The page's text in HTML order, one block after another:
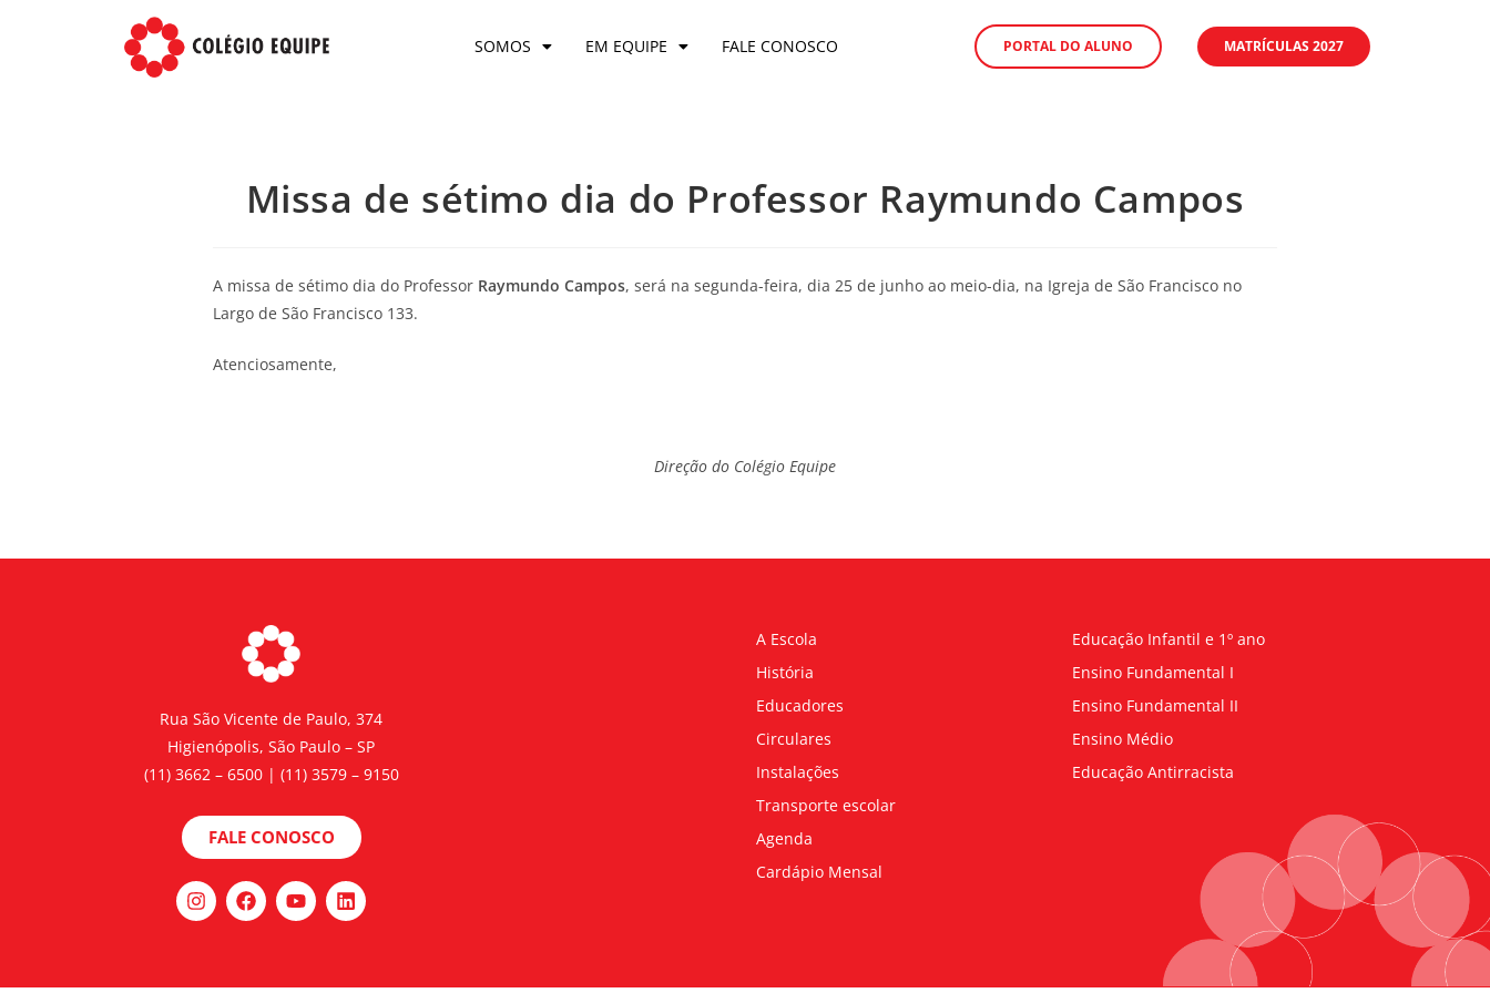
SOMOS EM EQUIPE FALE CONOSCO PORTAL DO ALUNO MATRÍCULAS 2027
Missa de sétimo dia do Professor Raymundo Campos
A missa de sétimo dia do Professor Raymundo Campos, será na segunda-feira, dia 25 de junho ao meio-dia, na Igreja de São Francisco no
Largo de São Francisco 133.
Atenciosamente,
Direção do Colégio Equipe
Rua São Vicente de Paulo, 374
Higienópolis, São Paulo – SP
(11) 3662 – 6500 | (11) 3579 – 9150
FALE CONOSCO
A Escola
História
Educadores
Circulares
Instalações
Transporte escolar
Agenda
Cardápio Mensal
Educação Infantil e 1º ano
Ensino Fundamental I
Ensino Fundamental II
Ensino Médio
Educação Antirracista